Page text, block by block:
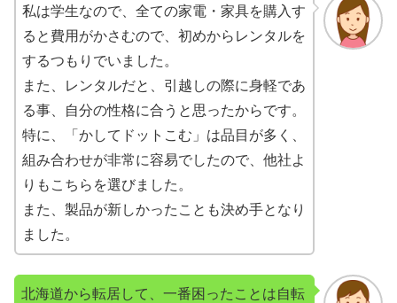
私は学生なので、全ての家電・家具を購入す
ると費用がかさむので、初めからレンタルを
するつもりでいました。
また、レンタルだと、引越しの際に身軽であ
る事、自分の性格に合うと思ったからです。
特に、「かしてドットこむ」は品目が多く、
組み合わせが非常に容易でしたので、他社よ
りもこちらを選びました。
また、製品が新しかったことも決め手となり
ました。
北海道から転居して、一番困ったことは自転